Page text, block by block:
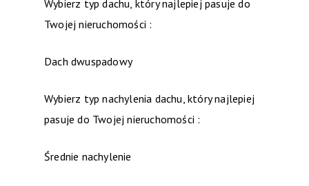
Wybierz typ dachu, który najlepiej pasuje do
Twojej nieruchomości :
Dach dwuspadowy
Wybierz typ nachylenia dachu, który najlepiej
pasuje do Twojej nieruchomości :
Średnie nachylenie